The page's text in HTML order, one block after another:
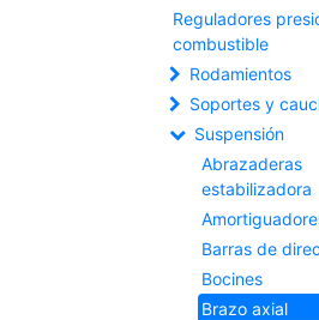
Reguladores
combustible
Rodamientos
Soportes y
Suspensión
Abrazaderas
estabilizadora
Barras de
Bocines
Brazo axial